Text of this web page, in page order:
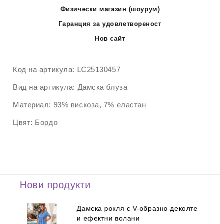
Физически магазин (шоурум)
Гаранция за удовлетвореност
Нов сайт
Код на артикула: LC25130457
Вид на артикула: Дамска блуза
Материал: 93% вискоза, 7% еластан
Цвят: Бордо
Нови продукти
Дамска рокля с V-образно деколте
и ефектни волани